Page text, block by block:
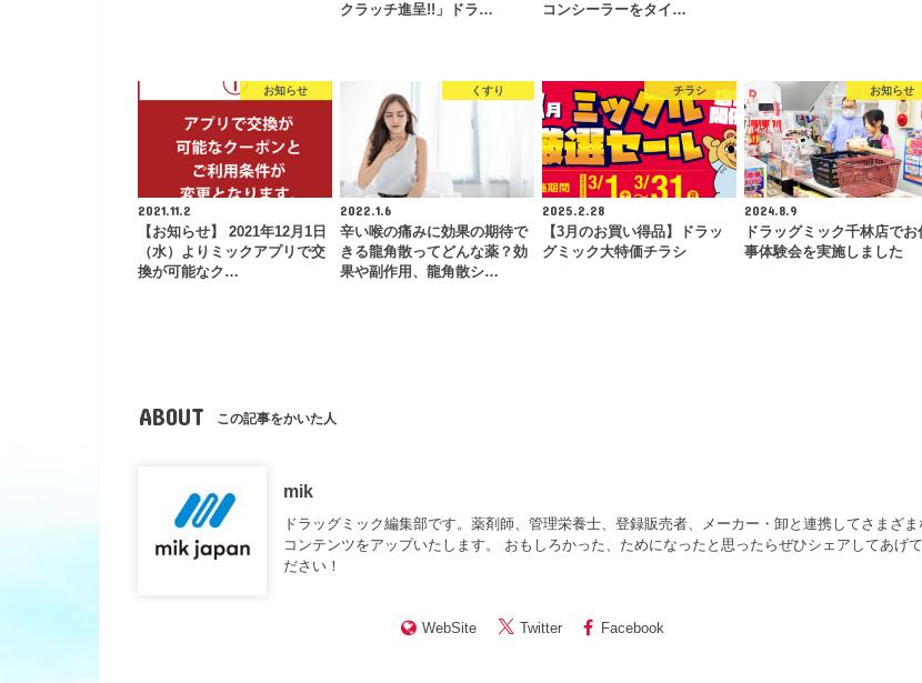
クラッチ進呈!!」ドラ…
コンシーラーをタイ…
お知らせ
2021.11.2
【お知らせ】 2021年12月1日
（水）よりミックアプリで交
換が可能なク…
くすり
2022.1.6
辛い喉の痛みに効果の期待で
きる龍角散ってどんな薬？効
果や副作用、龍角散シ…
チラシ
2025.2.28
【3月のお買い得品】ドラッ
グミック大特価チラシ
お知らせ
2024.8.9
ドラッグミック千林店でお
事体験会を実施しました
ABOUT この記事をかいた人
mik
ドラッグミック編集部です。薬剤師、管理栄養士、登録販売者、メーカー・卸と連携してさまざま
コンテンツをアップいたします。 おもしろかった、ためになったと思ったらぜひシェアしてあげて
ださい！
WebSite Twitter Facebook